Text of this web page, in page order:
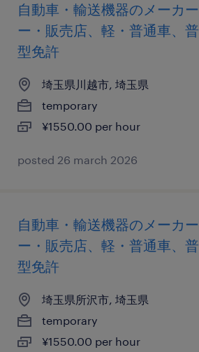
自動車・輸送機器のメーカ
ー・販売店、軽・普通車、
型免許
埼玉県川越市, 埼玉県
temporary
¥1550.00 per hour
posted 26 march 2026
自動車・輸送機器のメーカ
ー・販売店、軽・普通車、
型免許
埼玉県所沢市, 埼玉県
temporary
¥1550.00 per hour